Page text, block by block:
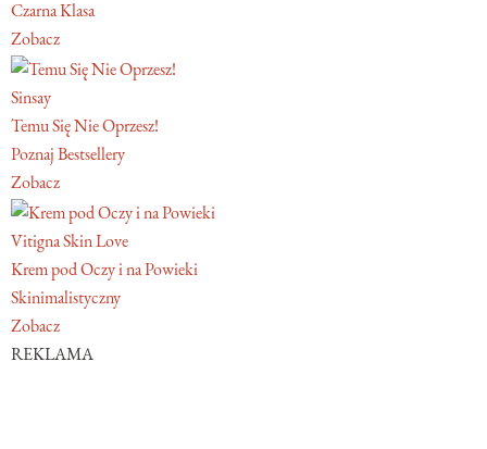
Czarna Klasa
Zobacz
Sinsay
Temu Się Nie Oprzesz!
Poznaj Bestsellery
Zobacz
Vitigna Skin Love
Krem pod Oczy i na Powieki
Skinimalistyczny
Zobacz
REKLAMA